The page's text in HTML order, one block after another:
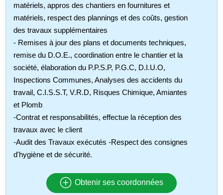
matériels, appros des chantiers en fournitures et
matériels, respect des plannings et des coûts, gestion
des travaux supplémentaires
- Remises à jour des plans et documents techniques,
remise du D.O.E., coordination entre le chantier et la
société, élaboration du P.P.S.P, P.G.C, D.I.U.O,
Inspections Communes, Analyses des accidents du
travail, C.I.S.S.T, V.R.D, Risques Chimique, Amiantes
et Plomb
-Contrat et responsabilités, effectue la réception des
travaux avec le client
-Audit des Travaux exécutés -Respect des consignes
d'hygiène et de sécurité.
Obtenir ses coordonnées